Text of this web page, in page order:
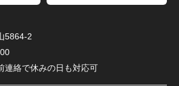
5864-2
連絡で休みの日も対応可